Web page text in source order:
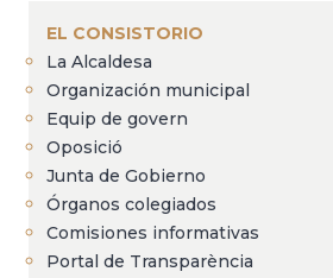
enlaces
de
ayuda
a
la
navegación
EL CONSISTORIO
La Alcaldesa
Organización municipal
Equip de govern
Oposició
Junta de Gobierno
Órganos colegiados
Comisiones informativas
Portal de Transparència